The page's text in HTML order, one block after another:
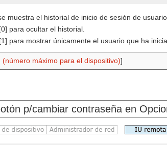
muestra el historial de inicio de sesión de
para ocultar el historial.
para mostrar únicamente el usuario que ha
(número máximo para el dispositivo)]
p/cambiar contraseña en